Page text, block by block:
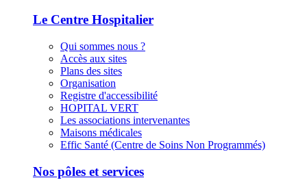
Le Centre Hospitalier
Qui sommes nous ?
Accès aux sites
Plans des sites
Organisation
Registre d'accessibilité
HOPITAL VERT
Les associations intervenantes
Maisons médicales
Effic Santé (Centre de Soins Non Programmés)
Nos pôles et services